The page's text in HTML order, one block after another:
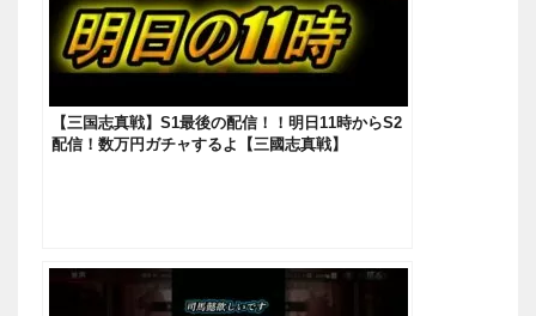
【三国志真戦】S1最後の配信！！明日11時からS2
配信！数万円ガチャするよ【三國志真戦】